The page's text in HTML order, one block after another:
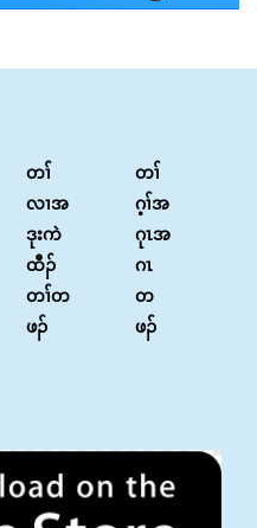
တၢ်
လၢအ
ဒုးကဲ
ထီၣ်
တၢ်တ
ဖၣ်
တၢ်
ဂ့ၢ်အ
ဂုၤအ
ဂၤ
တ
ဖၣ်